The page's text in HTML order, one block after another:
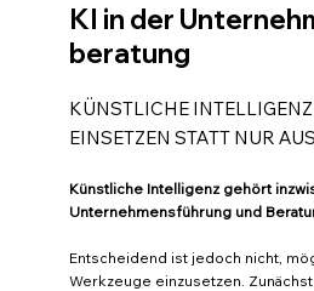
KI in der
beratung
KÜNSTLICHE
EINSETZEN STATT NUR
Künstliche Intelligenz gehört
Unternehmensführung und
Entscheidend ist jedoch nicht,
Werkzeuge einzusetzen.